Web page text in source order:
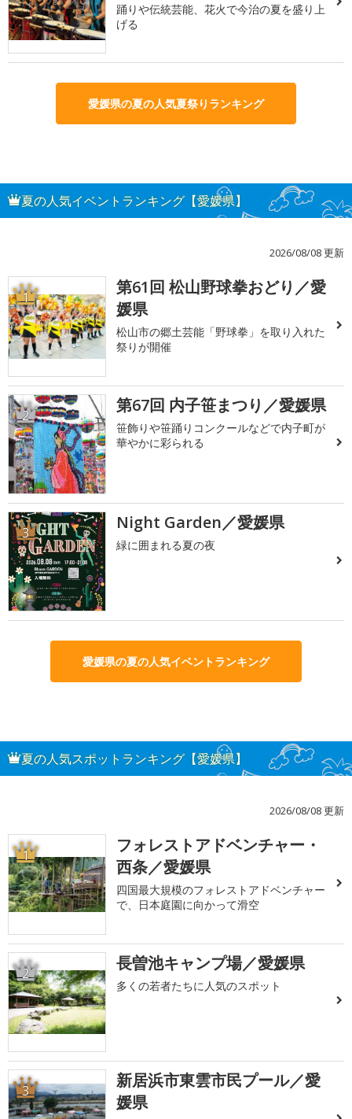
踊りや伝統芸能、花火で今治の夏を盛り上
げる
愛媛県の夏の人気夏祭りランキング
夏の人気イベントランキング【愛媛県】
2026/08/08 更新
1
第61回 松山野球拳おどり／愛
媛県
松山市の郷土芸能「野球拳」を取り入れた
祭りが開催
2 第67回 内子笹まつり／愛媛県
笹飾りや笹踊りコンクールなどで内子町が
華やかに彩られる
3 Night Garden／愛媛県
緑に囲まれる夏の夜
愛媛県の夏の人気イベントランキング
夏の人気スポットランキング【愛媛県】
2026/08/08 更新
1
フォレストアドベンチャー・
西条／愛媛県
四国最大規模のフォレストアドベンチャー
で、日本庭園に向かって滑空
2 長曽池キャンプ場／愛媛県
多くの若者たちに人気のスポット
3
新居浜市東雲市民プール／愛
媛県